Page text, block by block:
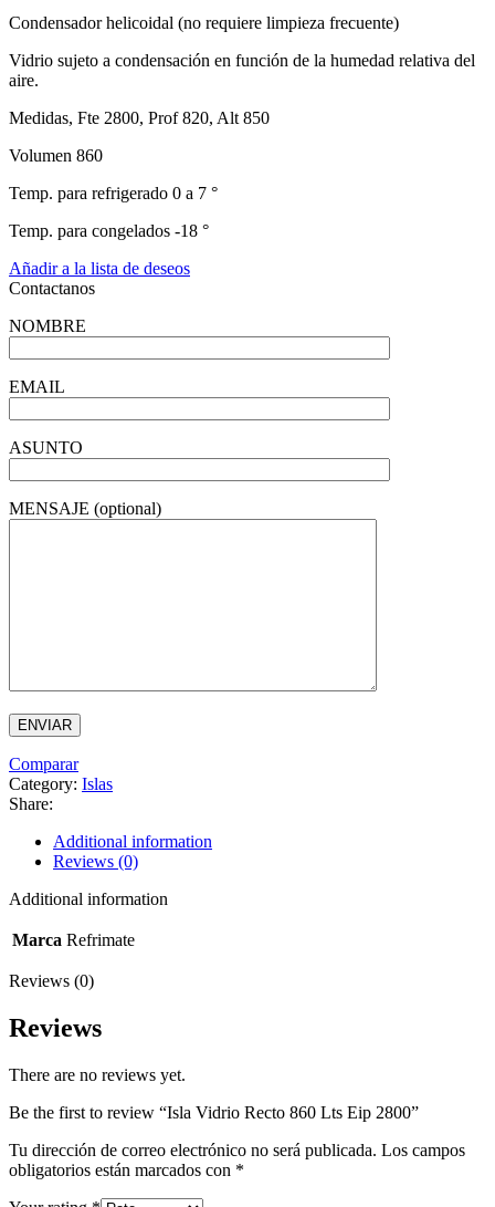
Condensador helicoidal (no requiere limpieza frecuente)
Vidrio sujeto a condensación en función de la humedad relativa del
aire.
Medidas, Fte 2800, Prof 820, Alt 850
Volumen 860
Temp. para refrigerado 0 a 7 °
Temp. para congelados -18 °
Añadir a la lista de deseos
Contactanos
NOMBRE
EMAIL
ASUNTO
MENSAJE (optional)
Comparar
Category: Islas
Share:
Additional information
Reviews (0)
Additional information
Marca Refrimate
Reviews (0)
Reviews
There are no reviews yet.
Be the first to review “Isla Vidrio Recto 860 Lts Eip 2800”
Tu dirección de correo electrónico no será publicada. Los campos
obligatorios están marcados con *